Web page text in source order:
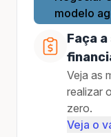
modelo
Faça
Veja as
realizar
zero.
Veja o